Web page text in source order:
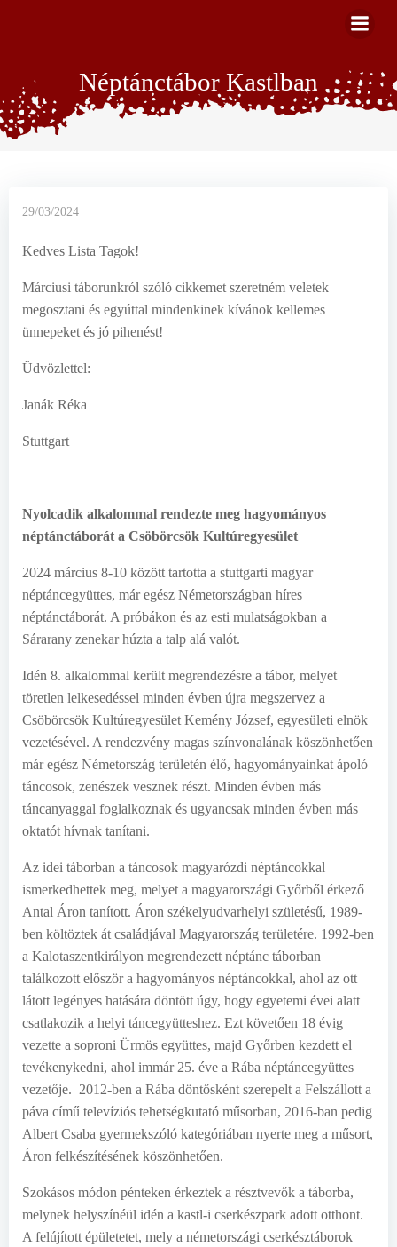
Néptánctábor Kastlban
29/03/2024
Kedves Lista Tagok!
Márciusi táborunkról szóló cikkemet szeretném veletek
megosztani és egyúttal mindenkinek kívánok kellemes
ünnepeket és jó pihenést!
Üdvözlettel:
Janák Réka
Stuttgart
Nyolcadik alkalommal rendezte meg hagyományos
néptánctáborát a Csöbörcsök Kultúregyesület
2024 március 8-10 között tartotta a stuttgarti magyar
néptáncegyüttes, már egész Németországban híres
néptánctáborát. A próbákon és az esti mulatságokban a
Sárarany zenekar húzta a talp alá valót.
Idén 8. alkalommal került megrendezésre a tábor, melyet
töretlen lelkesedéssel minden évben újra megszervez a
Csöbörcsök Kultúregyesület Kemény József, egyesületi elnök
vezetésével. A rendezvény magas színvonalának köszönhetően
már egész Németország területén élő, hagyományainkat ápoló
táncosok, zenészek vesznek részt. Minden évben más
táncanyaggal foglalkoznak és ugyancsak minden évben más
oktatót hívnak tanítani.
Az idei táborban a táncosok magyarózdi néptáncokkal
ismerkedhettek meg, melyet a magyarországi Győrből érkező
Antal Áron tanított. Áron székelyudvarhelyi születésű, 1989-
ben költöztek át családjával Magyarország területére. 1992-ben
a Kalotaszentkirályon megrendezett néptánc táborban
találkozott először a hagyományos néptáncokkal, ahol az ott
látott legényes hatására döntött úgy, hogy egyetemi évei alatt
csatlakozik a helyi táncegyütteshez. Ezt követően 18 évig
vezette a soproni Ürmös együttes, majd Győrben kezdett el
tevékenykedni, ahol immár 25. éve a Rába néptáncegyüttes
vezetője. 2012-ben a Rába döntősként szerepelt a Felszállott a
páva című televíziós tehetségkutató műsorban, 2016-ban pedig
Albert Csaba gyermekszóló kategóriában nyerte meg a műsort,
Áron felkészítésének köszönhetően.
Szokásos módon pénteken érkeztek a résztvevők a táborba,
melynek helyszínéül idén a kastl-i cserkészpark adott otthont.
A felújított épületetet, mely a németországi cserkésztáborok